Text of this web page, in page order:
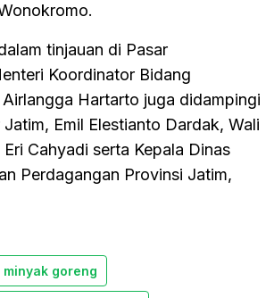
tinjauan di Pasar
Koordinator Bidang
Hartarto juga didampingi
Emil Elestianto Dardak, Wali
Cahyadi serta Kepala Dinas
Perdagangan Provinsi Jatim,
minyak goreng